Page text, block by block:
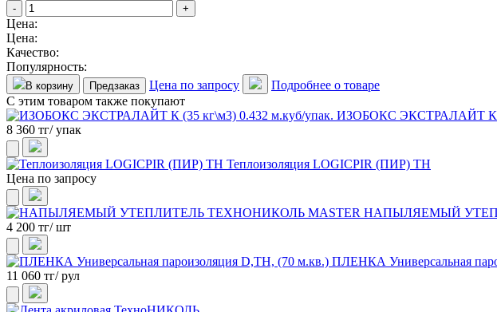
- +
Цена:
Цена:
Качество:
Популярность:
В корзину Предзаказ Цена по запросу
Подробнее о товаре
С этим товаром также покупают
ИЗОБОКС ЭКСТРАЛАЙТ К
8 360 тг/ упак
Теплоизоляция LOGICPIR (ПИР) ТН
Цена по запросу
НАПЫЛЯЕМЫЙ
4 200 тг/ шт
ПЛЕНКА Универсальная
11 060 тг/ рул